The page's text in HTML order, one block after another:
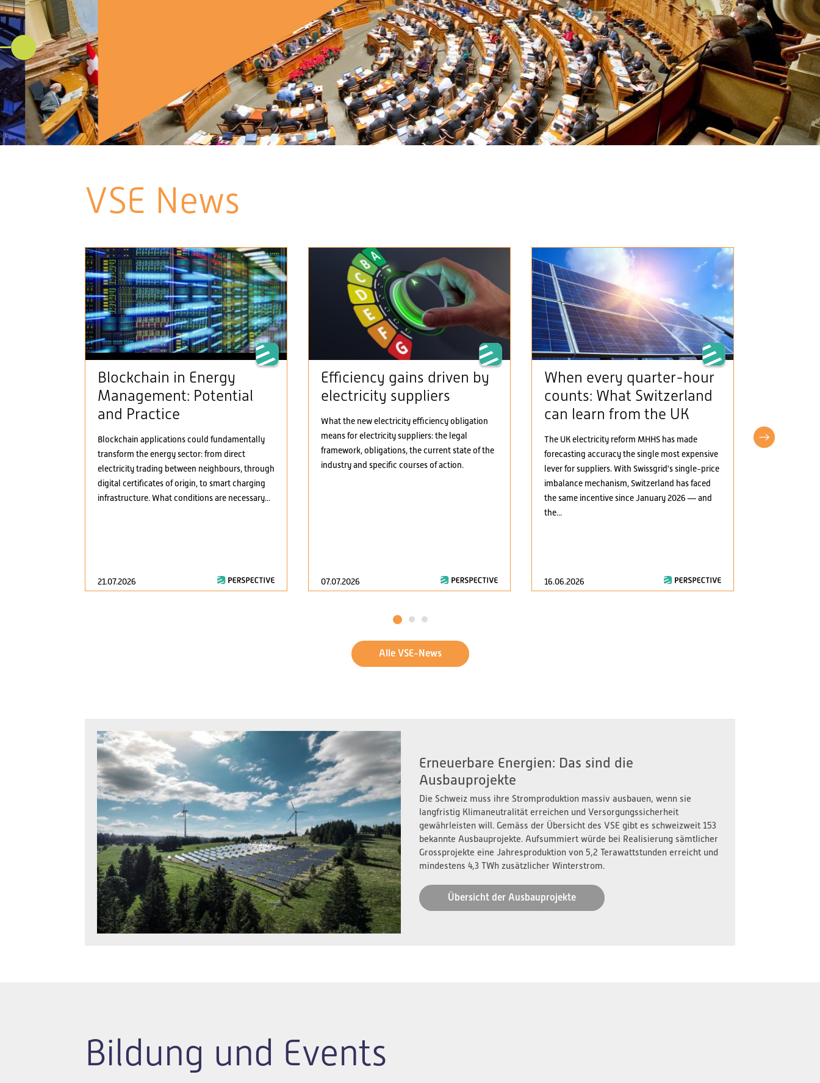
VSE News
Blockchain in Energy
Management: Potential
and Practice
Blockchain applications could fundamentally
transform the energy sector: from direct
electricity trading between neighbours, through
digital certificates of origin, to smart charging
infrastructure. What conditions are necessary...
21.07.2026
Efficiency gains driven by
electricity suppliers
What the new electricity efficiency obligation
means for electricity suppliers: the legal
framework, obligations, the current state of the
industry and specific courses of action.
07.07.2026
When every quarter-hour
counts: What Switzerland
can learn from the UK
The UK electricity reform MHHS has made
forecasting accuracy the single most expensive
lever for suppliers. With Swissgrid's single-price
imbalance mechanism, Switzerland has faced
the same incentive since January 2026 — and
the...
16.06.2026
1 2 3
Alle VSE-News
Erneuerbare Energien: Das sind die
Ausbauprojekte
Die Schweiz muss ihre Stromproduktion massiv ausbauen, wenn sie
langfristig Klimaneutralität erreichen und Versorgungssicherheit
gewährleisten will. Gemäss der Übersicht des VSE gibt es schweizweit 153
bekannte Ausbauprojekte. Aufsummiert würde bei Realisierung sämtlicher
Grossprojekte eine Jahresproduktion von 5,2 Terawattstunden erreicht und
mindestens 4,3 TWh zusätzlicher Winterstrom.
Übersicht der Ausbauprojekte
Bildung und Events